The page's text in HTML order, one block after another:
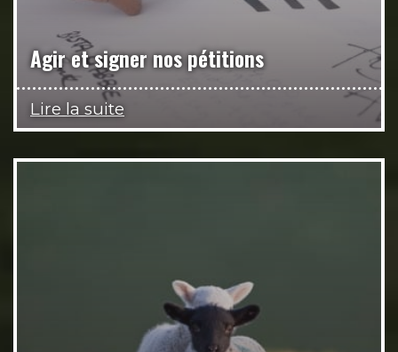
Agir et signer nos pétitions
Lire la suite